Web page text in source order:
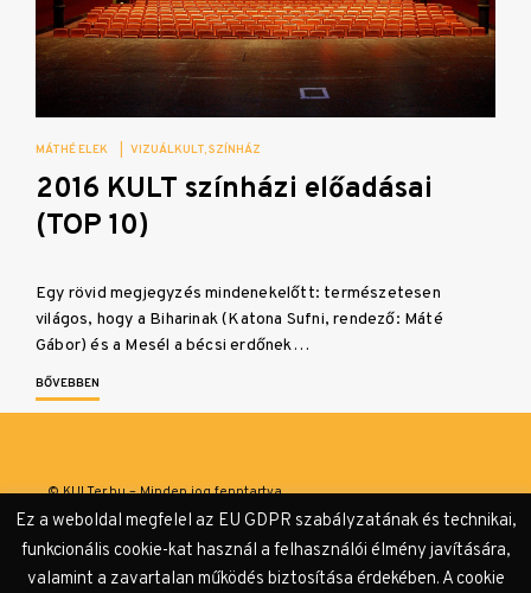
MÁTHÉ ELEK VIZUÁLKULT SZÍNHÁZ
2016 KULT színházi előadásai
(TOP 10)
Egy rövid megjegyzés mindenekelőtt: természetesen
világos, hogy a Biharinak (Katona Sufni, rendező: Máté
Gábor) és a Mesél a bécsi erdőnek…
BŐVEBBEN
© KULTer.hu – Minden jog fenntartva
Adatvédelmi tájékoztató
Ez a weboldal megfelel az EU GDPR szabályzatának és technikai,
funkcionális cookie-kat használ a felhasználói élmény javítására,
valamint a zavartalan működés biztosítása érdekében. A cookie